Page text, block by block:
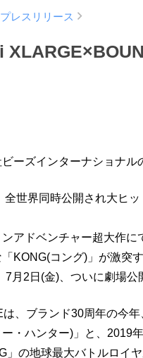
プレスリリース
ーズインターナショナル
全世界同時公開され大ヒ
アドベンチャー超大作に
「KONG(コング)」が激突
7月2日(金)、ついに劇場公
は、ブランド30周年の今
ー・ハンター)」と、2019
」の地球最大バトルロイ